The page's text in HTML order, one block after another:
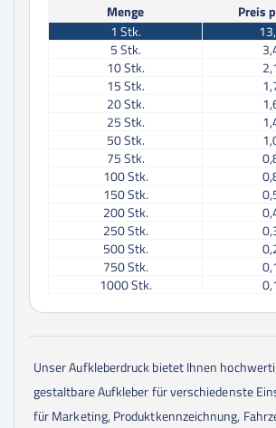
Menge
Preis
1 Stk.
5Stk.
10Stk.
15Stk.
20Stk.
25Stk.
50Stk.
75Stk.
100Stk.
150Stk.
200Stk.
250Stk.
500Stk.
750Stk.
1000Stk.
2500Stk.
3500Stk.
4000Stk.
4500Stk.
Unser Aufkleberdruck bietet Ihnen
gestaltbare Aufkleber für verschiedenste
für Marketing, Produktkennzeichnung,